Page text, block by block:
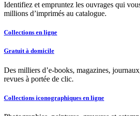
Identifiez et empruntez les ouvrages qui
millions d’imprimés au catalogue.
Collections en ligne
Gratuit à domicile
Des milliers d’e-books, magazines,
revues à portée de clic.
Collections iconographiques en ligne